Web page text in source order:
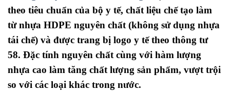
theo tiêu chuẩn của bộ y tế, chất liệu chế tạo làm
từ nhựa HDPE nguyên chất (không sử dụng nhựa
tái chế) và được trang bị logo y tế theo thông tư
58. Đặc tính nguyên chất cùng với hàm lượng
nhựa cao làm tăng chất lượng sản phẩm, vượt trội
so với các loại khác trong nước.